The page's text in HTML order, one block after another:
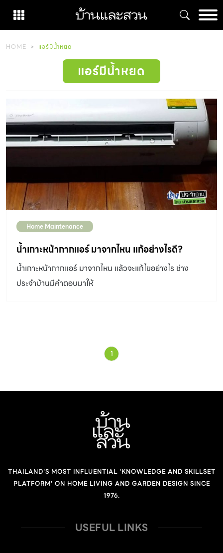
content
HOME แอร์มีน้ำหยด
แอร์มีน้ำหยด
Home Maintenance
น้ำเกาะหน้ากากแอร์ มาจากไหน แก้อย่างไรดี?
น้ำเกาะหน้ากากแอร์ มาจากไหน แล้วจะแก้ไขอย่างไร ช่าง
ประจำบ้านมีคำตอบมาให้
1
THAILAND'S MOST INFLUENTIAL 'KNOWLEDGE AND SKILLSET
PLATFORM' ON HOME LIVING AND GARDEN DESIGN SINCE
1976.
USEFUL LINKS